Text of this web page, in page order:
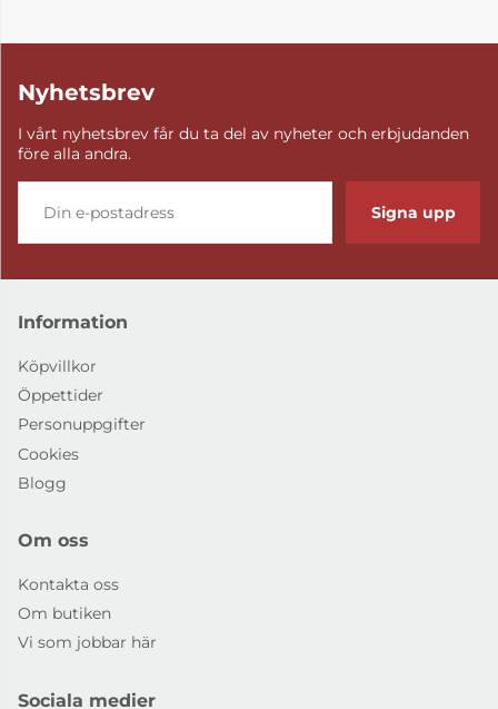
Nyhetsbrev
I vårt nyhetsbrev får du ta del av nyheter och erbjudanden
före alla andra.
Signa upp
Information
Köpvillkor
Öppettider
Personuppgifter
Cookies
Blogg
Om oss
Kontakta oss
Om butiken
Vi som jobbar här
Sociala medier